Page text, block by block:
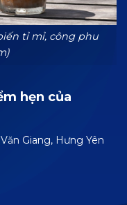
tỉ mỉ, công phu
hẹn của
Văn Giang, Hưng Yên